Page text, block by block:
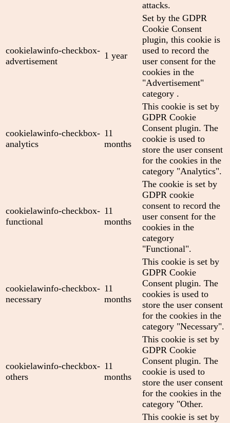
attacks.
cookielawinfo-checkbox-
advertisement
1 year
Set by the GDPR
Cookie Consent
plugin, this cookie is
used to record the
user consent for the
cookies in the
"Advertisement"
category .
cookielawinfo-checkbox-
analytics
11
months
This cookie is set by
GDPR Cookie
Consent plugin. The
cookie is used to
store the user consent
for the cookies in the
category "Analytics".
cookielawinfo-checkbox-
functional
11
months
The cookie is set by
GDPR cookie
consent to record the
user consent for the
cookies in the
category
"Functional".
cookielawinfo-checkbox-
necessary
11
months
This cookie is set by
GDPR Cookie
Consent plugin. The
cookies is used to
store the user consent
for the cookies in the
category "Necessary".
cookielawinfo-checkbox-
others
11
months
This cookie is set by
GDPR Cookie
Consent plugin. The
cookie is used to
store the user consent
for the cookies in the
category "Other.
This cookie is set by